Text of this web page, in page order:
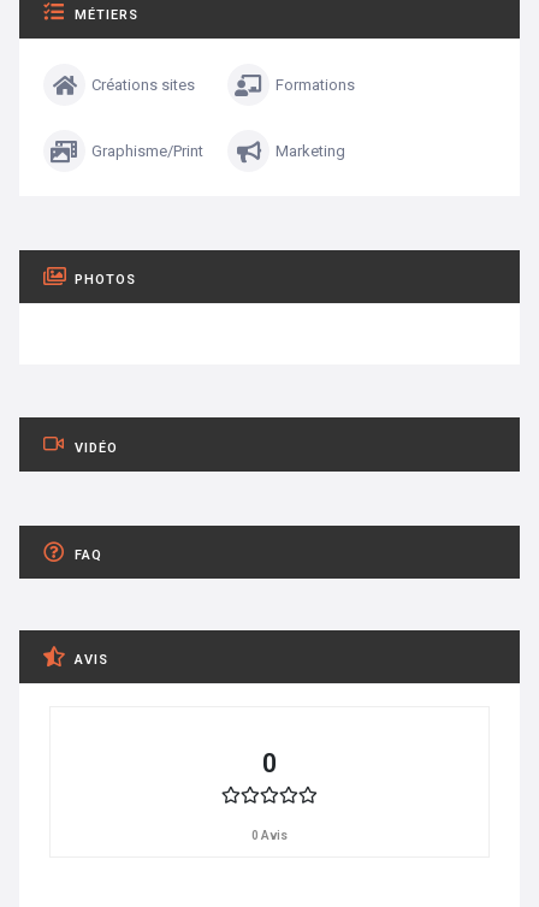
MÉTIERS
Créations sites Formations
Graphisme/Print Marketing
PHOTOS
VIDÉO
FAQ
AVIS
0
0 Avis